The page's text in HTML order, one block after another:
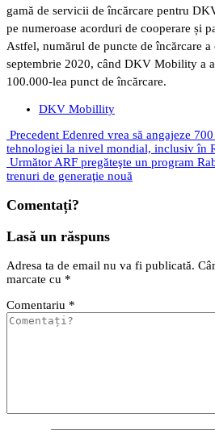
gamă de servicii de încărcare pentru
pe numeroase acorduri de cooperare și
Astfel, numărul de puncte de încărcare
septembrie 2020, când DKV Mobility a
100.000-lea punct de încărcare.
DKV Mobillity
Precedent Edenred vrea să angajeze
tehnologiei la nivel mondial, inclusiv în
Următor ARF pregăteşte un program
trenuri de generaţie nouă
Comentați?
Lasă un răspuns
Adresa ta de email nu va fi publicată.
marcate cu *
Comentariu *